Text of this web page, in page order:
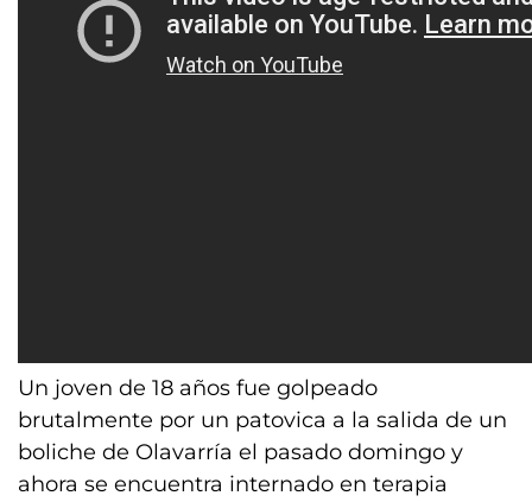
Un joven de 18 años fue golpeado
brutalmente por un patovica a la salida de un
boliche de Olavarría el pasado domingo y
ahora se encuentra internado en terapia